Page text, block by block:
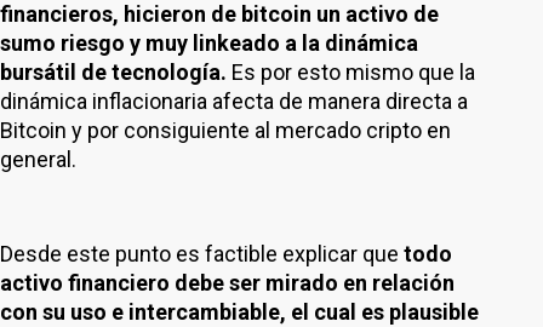
financieros, hicieron de bitcoin un activo de
sumo riesgo y muy linkeado a la dinámica
bursátil de tecnología. Es por esto mismo que la
dinámica inflacionaria afecta de manera directa a
Bitcoin y por consiguiente al mercado cripto en
general.
Desde este punto es factible explicar que todo
activo financiero debe ser mirado en relación
con su uso e intercambiable, el cual es plausible